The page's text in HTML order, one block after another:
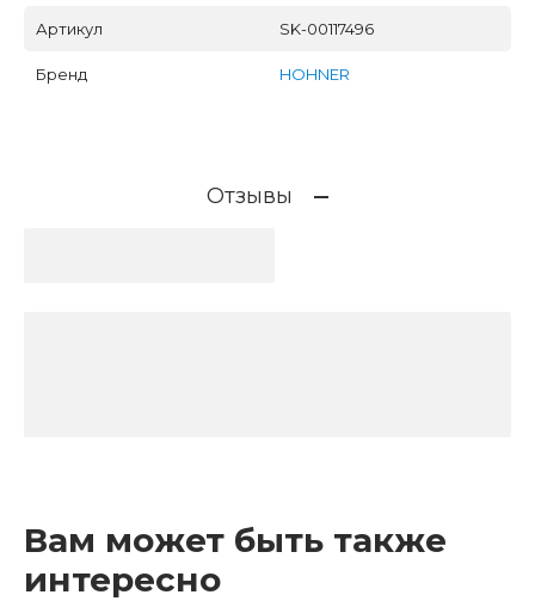
Артикул SK-00117496
Бренд HOHNER
Отзывы
Вам может быть также
интересно